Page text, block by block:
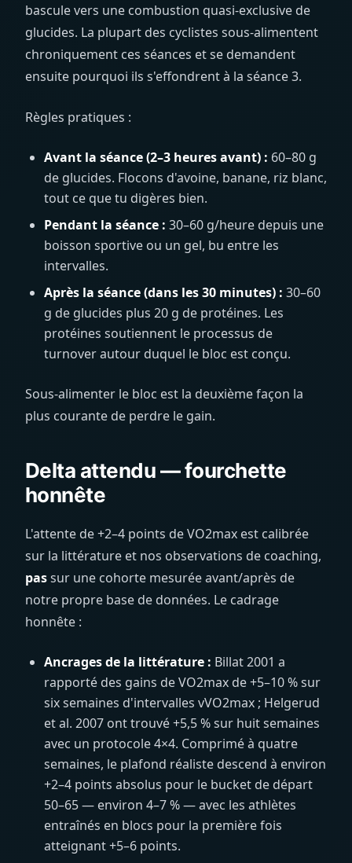
bascule vers une combustion quasi-exclusive de
glucides. La plupart des cyclistes sous-alimentent
chroniquement ces séances et se demandent
ensuite pourquoi ils s'effondrent à la séance 3.
Règles pratiques :
Avant la séance (2–3 heures avant) : 60–80 g
de glucides. Flocons d'avoine, banane, riz blanc,
tout ce que tu digères bien.
Pendant la séance : 30–60 g/heure depuis une
boisson sportive ou un gel, bu entre les
intervalles.
Après la séance (dans les 30 minutes) : 30–60
g de glucides plus 20 g de protéines. Les
protéines soutiennent le processus de
turnover autour duquel le bloc est conçu.
Sous-alimenter le bloc est la deuxième façon la
plus courante de perdre le gain.
Delta attendu — fourchette
honnête
L'attente de +2–4 points de VO2max est calibrée
sur la littérature et nos observations de coaching,
passur une cohorte mesurée avant/après de
notre propre base de données. Le cadrage
honnête :
Ancrages de la littérature : Billat 2001 a
rapporté des gains de VO2max de +5–10 % sur
six semaines d'intervalles vVO2max ; Helgerud
et al. 2007 ont trouvé +5,5 % sur huit semaines
avec un protocole 4×4. Comprimé à quatre
semaines, le plafond réaliste descend à environ
+2–4 points absolus pour le bucket de départ
50–65 — environ 4–7 % — avec les athlètes
entraînés en blocs pour la première fois
atteignant +5–6 points.